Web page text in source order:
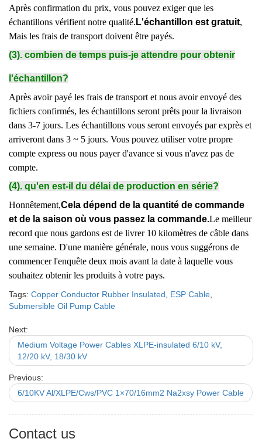
Après confirmation du prix, vous pouvez exiger que les
échantillons vérifient notre qualité. L'échantillon est gratuit,
Mais les frais de transport doivent être payés.
(3). combien de temps puis-je attendre pour obtenir
l'échantillon?
Après avoir payé les frais de transport et nous avoir envoyé des
fichiers confirmés, les échantillons seront prêts pour la livraison
dans 3-7 jours. Les échantillons vous seront envoyés par exprès et
arriveront dans 3 ~ 5 jours. Vous pouvez utiliser votre propre
compte express ou nous payer d'avance si vous n'avez pas de
compte.
(4). qu'en est-il du délai de production en série?
Honnêtement,Cela dépend de la quantité de commande
et de la saison où vous passez la commande.Le meilleur
record que nous gardons est de livrer 10 kilomètres de câble dans
une semaine. D'une manière générale, nous vous suggérons de
commencer l'enquête deux mois avant la date à laquelle vous
souhaitez obtenir les produits à votre pays.
Tags: Copper Conductor Rubber Insulated ESP Cable
Submersible Oil Pump Cable
Next:
Medium Voltage Power Cables XLPE-insulated 6/10 kV,
12/20 kV, 18/30 kV
Previous:
6/10KV Al/XLPE/Cws/PVC 1×70/16mm2 Na2xsy Power Cable
Contact us